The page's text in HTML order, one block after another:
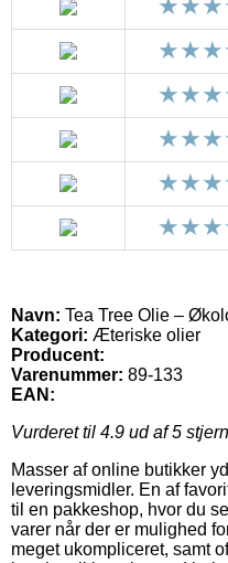
Navn: Tea Tree Olie –
Kategori: Æteriske olier
Producent:
Varenummer: 89-133
EAN:
Vurderet til 4.9 ud af 5
Masser af online butikker
leveringsmidler. En af
til en pakkeshop, hvor du
varer når der er mulighed
meget ukompliceret, samt